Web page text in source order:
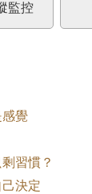
監控
感覺
習慣？
決定